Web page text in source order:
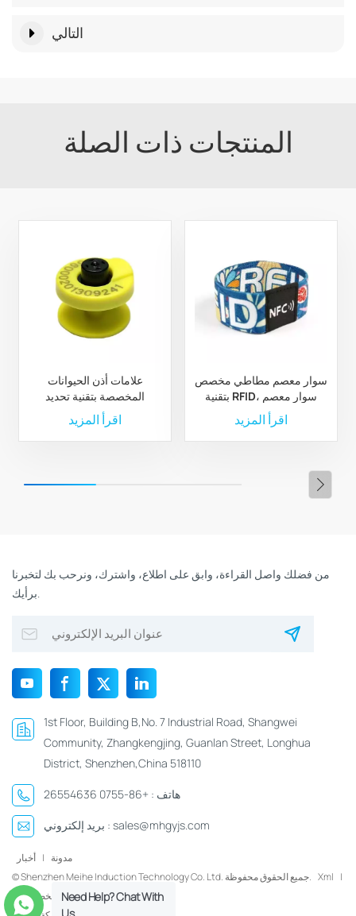
التالي
المنتجات ذات الصلة
علامات أذن الحيوانات
المخصصة بتقنية تحديد
الترددات الراديوية لإدارة
الثروة الحيوانية والمزارع
اقرأ المزيد
سوار معصم مطاطي مخصص
بتقنية RFID، سوار معصم
مطاطي من البوليستر بتقنية
RFID مخصص
اقرأ المزيد
من فضلك واصل القراءة، وابق على اطلاع، واشترك، ونرحب بك لتخبرنا
برأيك.
1st Floor, Building B,No. 7 Industrial Road, Shangwei
Community, Zhangkengjing, Guanlan Street, Longhua
District, Shenzhen,China 518110
هاتف : +86-0755 26554636
بريد إلكتروني : sales@mhgyjs.com
مدونة | أخبار
© Shenzhen Meihe Induction Technology Co. Ltd. جميع الحقوق محفوظة. Xml |
سياسة الخصوصيةNeed Help? Chat With